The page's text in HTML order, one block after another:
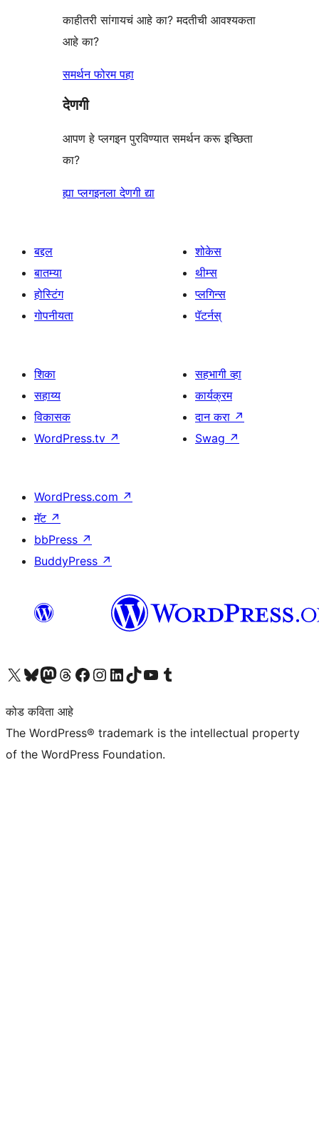
काहीतरी सांगायचं आहे का? मदतीची आवश्यकता
आहे का?
समर्थन फोरम पहा
देणगी
आपण हे प्लगइन पुरविण्यात समर्थन करू इच्छिता
का?
ह्या प्लगइनला देणगी द्या
बद्दल
बातम्या
होस्टिंग
गोपनीयता
शोकेस
थीम्स
प्लगिन्स
पॅटर्नस्
शिका
सहाय्य
विकासक
WordPress.tv ↗
सहभागी व्हा
कार्यक्रम
दान करा ↗
Swag ↗
WordPress.com ↗
मॅट ↗
bbPress ↗
BuddyPress ↗
आमच्या X (एक्स) (पूर्वीचे ट्विटर) खात्याला भेट द्या आमच्या ब्लूस्की खात्याला भेट द्या.आमच्या Mastodon खात्याला भेट द्या.आमच्या थ्रेड्स खात्याला भेट द्या. आमच्या फेसबुक पेजला भेट द्या आमच्या इंस्टाग्राम खात्याला भेट द्या आमच्या लिंक्डइन खात्याला भेट द्या आमच्या टिकटॉक अकाउंटला भेट द्या.आमच्या यूट्यूब चॅनेलला भेट द्या आमच्या टंबलर खात्याला भेट द्या.
कोड कविता आहे
The WordPress® trademark is the intellectual property
of the WordPress Foundation.